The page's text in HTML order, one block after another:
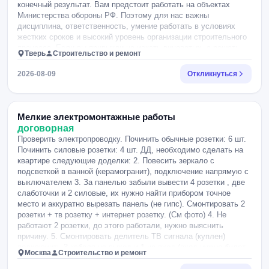
конечный результат. Вам предстоит работать на объектах
Министерства обороны РФ. Поэтому для нас важны
дисциплина, ответственность, умение работать в условиях
жестких сроков и высокий уровень организации строительного
задачи, умеете держать объект под контролем и доводить его
до сдачи — мы будем рады видеть вас в нашей команде. ?
Что предстоит делать ?Руководить строительным участком от
производство строительно-монтажных работ в соответствии с
проектом и графиком. ?Изучать проектную и рабочую
документацию до начала производства работ. ?Планировать
работу участка на день, неделю и месяц. ?Организовывать
коллектив и управлять им. ?Контролировать качество
выполняемых работ и соблюдение технологий строительства.
?Обеспечивать выполнение производственного графика. ?
Вести табель учета рабочего времени работников и
строительной техники. ?Организовывать приемку материалов и
оборудования, проводить входной контроль и передавать
документацию в ПТО. ?Контролировать складирование,
хранение, выдачу и списание материалов. ?Нести
материальную ответственность за имущество участка. ?
Обеспечивать работников материалами, инструментом,
техникой и средствами индивидуальной защиты. ?
Тверь Строительство и ремонт
2026-08-09 Откликнуться
Мелкие электромонтажные работы
договорная
Проверить электропроводку. Починить обычные розетки: 6 шт.
Починить силовые розетки: 4 шт. ДД, необходимо сделать на
квартире следующие доделки: 2. Повесить зеркало с
подсветкой в ванной (керамогранит), подключение напрямую с
выключателем 3. За панелью забыли вывести 4 розетки , две
слаботочки и 2 силовые, их нужно найти прибором точное
место и аккуратно вырезать панель (не гипс). Смонтировать 2
розетки + тв розетку + интернет розетку. (См фото) 4. Не
работают 2 розетки, до этого работали, нужно выяснить
причину. 5. Смонтировать делитель ТВ сигнала (куплен)
подключить через закладную в подъезде). 6. Чуть обрезать
Москва Строительство и ремонт